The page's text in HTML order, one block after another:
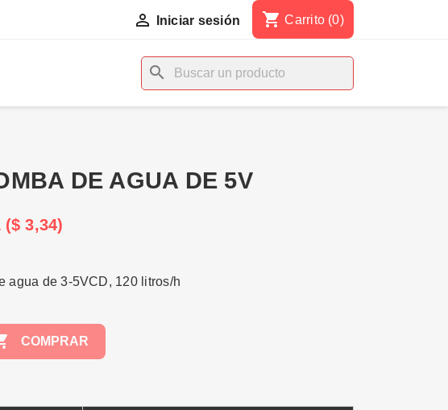
 Iniciar sesión shopping_cart Carrito (0)
search
DE AGUA DE 5V
($ 3,34)
agua de 3-5VCD, 120 litros/h
COMPRAR